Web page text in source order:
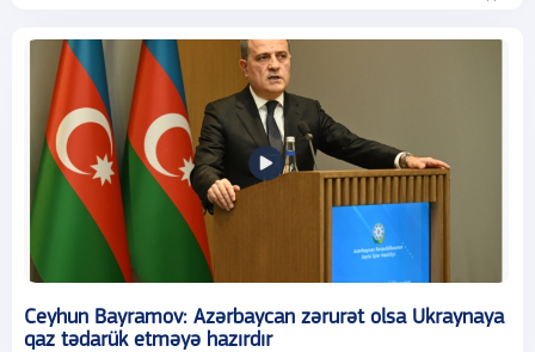
Ceyhun Bayramov: Azərbaycan zərurət olsa Ukraynaya
qaz tədarük etməyə hazırdır